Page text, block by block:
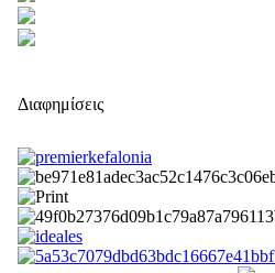
Διαφημίσεις